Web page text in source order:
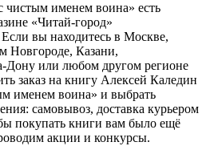
именем воина» есть
«Читай-город»
вы находитесь в Москве,
Новгороде, Казани,
Дону или любом другом регионе
заказ на книгу Алексей Каледин
именем воина» и выбрать
самовывоз, доставка курьером
покупать книги вам было ещё
акции и конкурсы.